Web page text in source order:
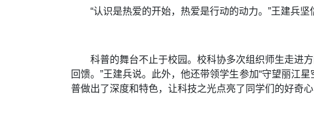
“认识是热爱的开始，热爱是行动的动力。”王建兵坚
科普的舞台不止于校园。校科协多次组织师生走进
回馈。”王建兵说。此外，他还带领学生参加“守望丽江
普做出了深度和特色，让科技之光点亮了同学们的好奇